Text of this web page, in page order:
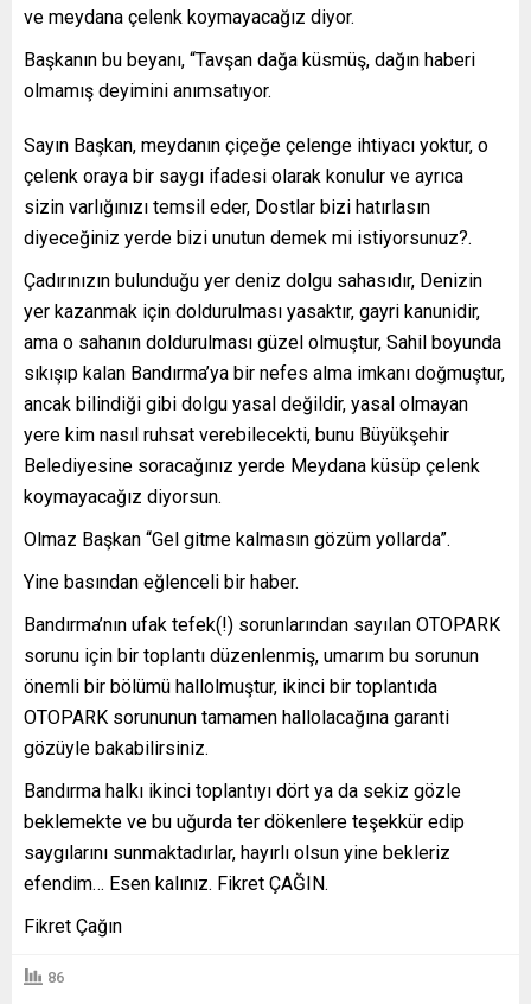
ve meydana çelenk koymayacağız diyor.
Başkanın bu beyanı, “Tavşan dağa küsmüş, dağın haberi
olmamış deyimini anımsatıyor.
Sayın Başkan, meydanın çiçeğe çelenge ihtiyacı yoktur, o
çelenk oraya bir saygı ifadesi olarak konulur ve ayrıca
sizin varlığınızı temsil eder, Dostlar bizi hatırlasın
diyeceğiniz yerde bizi unutun demek mi istiyorsunuz?.
Çadırınızın bulunduğu yer deniz dolgu sahasıdır, Denizin
yer kazanmak için doldurulması yasaktır, gayri kanunidir,
ama o sahanın doldurulması güzel olmuştur, Sahil boyunda
sıkışıp kalan Bandırma’ya bir nefes alma imkanı doğmuştur,
ancak bilindiği gibi dolgu yasal değildir, yasal olmayan
yere kim nasıl ruhsat verebilecekti, bunu Büyükşehir
Belediyesine soracağınız yerde Meydana küsüp çelenk
koymayacağız diyorsun.
Olmaz Başkan “Gel gitme kalmasın gözüm yollarda”.
Yine basından eğlenceli bir haber.
Bandırma’nın ufak tefek(!) sorunlarından sayılan OTOPARK
sorunu için bir toplantı düzenlenmiş, umarım bu sorunun
önemli bir bölümü hallolmuştur, ikinci bir toplantıda
OTOPARK sorununun tamamen hallolacağına garanti
gözüyle bakabilirsiniz.
Bandırma halkı ikinci toplantıyı dört ya da sekiz gözle
beklemekte ve bu uğurda ter dökenlere teşekkür edip
saygılarını sunmaktadırlar, hayırlı olsun yine bekleriz
efendim… Esen kalınız. Fikret ÇAĞIN.
Fikret Çağın
86